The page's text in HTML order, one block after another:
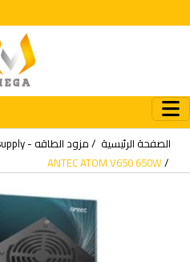
الصفحة الرئيسية مزود الطاقه - Power supply
ANTEC ATOM V650 650W